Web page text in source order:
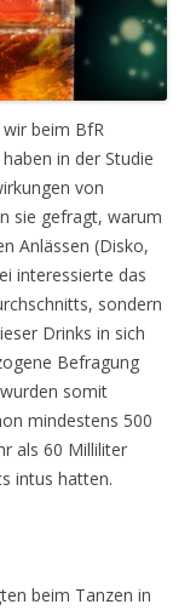
beim BfR
in der Studie
von
sie gefragt, warum
Anlässen (Disko,
interessierte das
sondern
Drinks in sich
Befragung
somit
mindestens 500
als 60 Milliliter
intus hatten.
beim Tanzen in